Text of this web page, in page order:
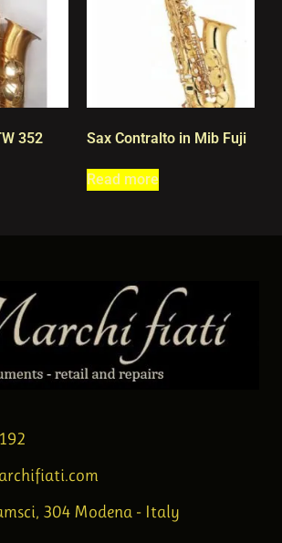
352
Sax Contralto in Mib Fuji
Read more
304 Modena - Italy